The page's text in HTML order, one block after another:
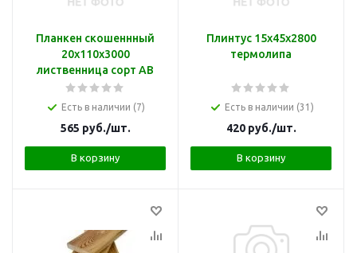
Планкен скошеннный
20х110х3000
лиственница сорт АВ
Есть в наличии (7)
565 руб./шт.
В корзину
Плинтус 15х45х2800
термолипа
Есть в наличии (31)
420руб./шт.
В корзину